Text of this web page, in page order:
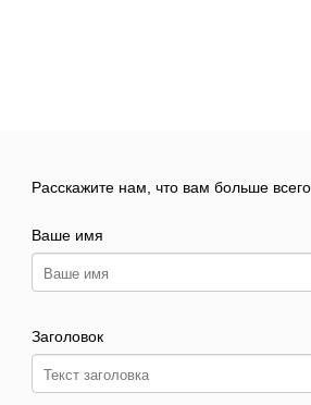
Расскажите нам, что вам больше
Ваше имя
Заголовок